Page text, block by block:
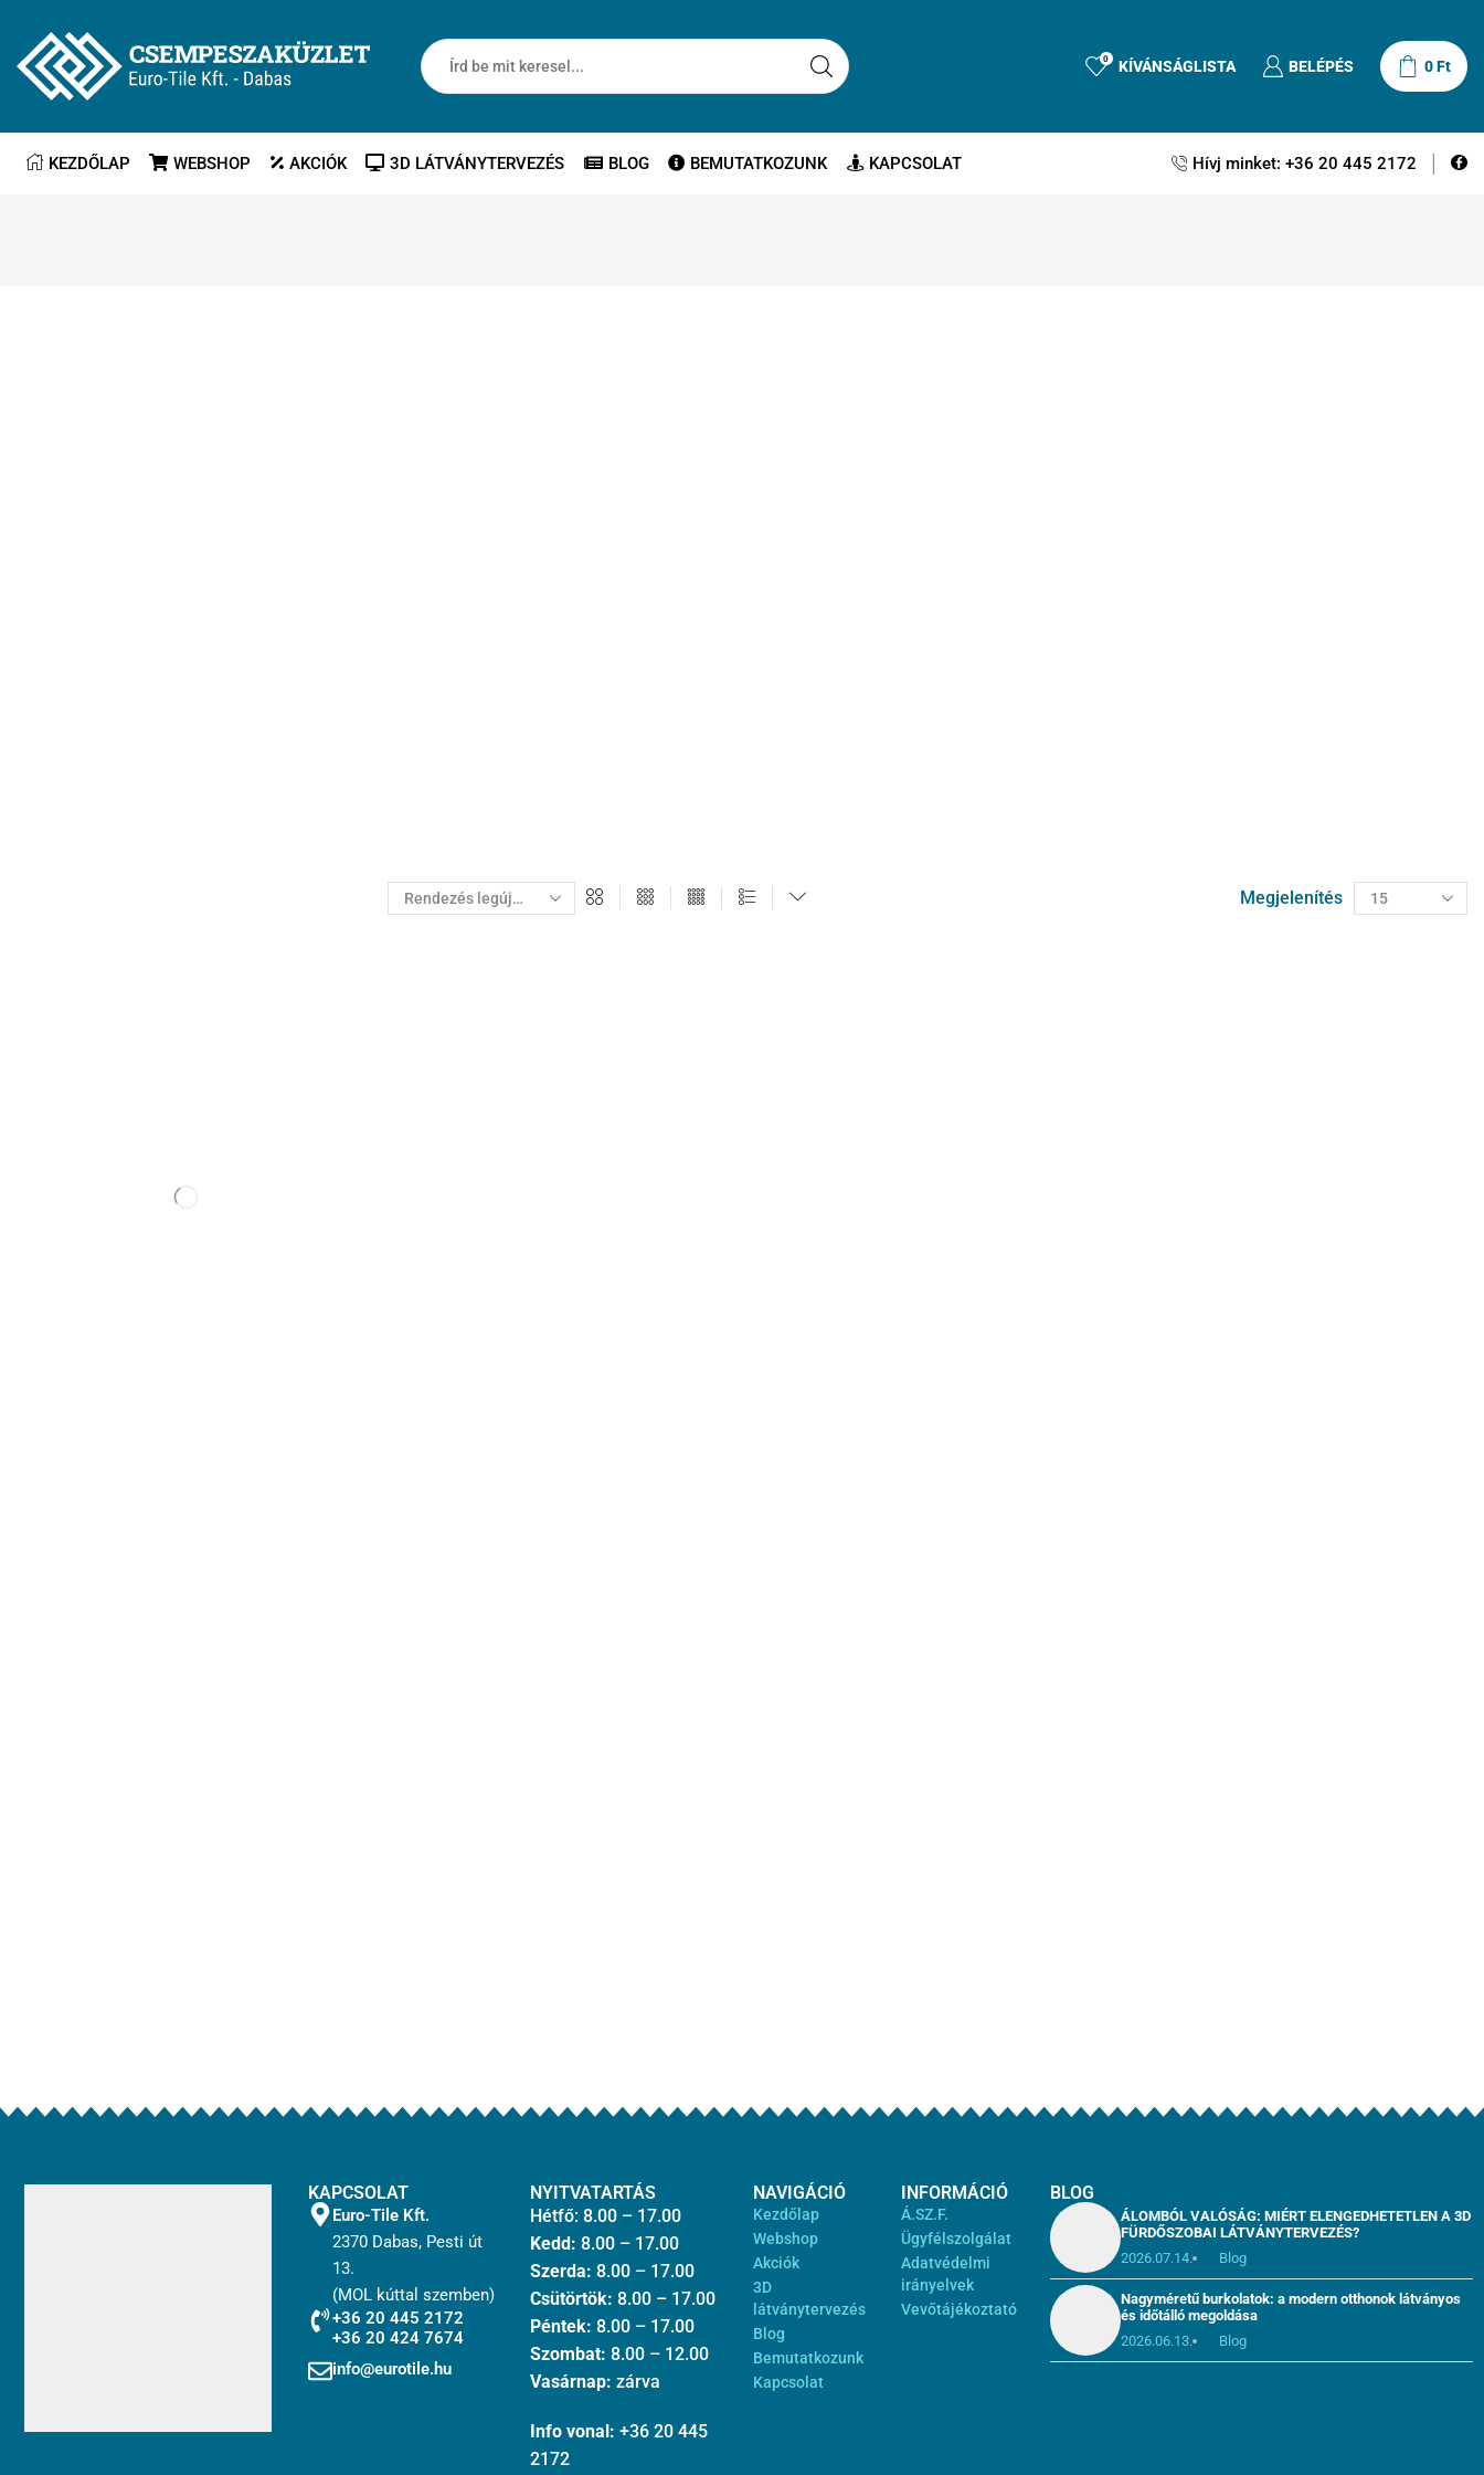
0 KÍVÁNSÁGLISTA BELÉPÉS 0Ft
KEZDŐLAP WEBSHOP AKCIÓK 3D LÁTVÁNYTERVEZÉS BLOG BEMUTATKOZUNK KAPCSOLAT Hívj minket: +36 20 445 2172
Megjelenítés
KAPCSOLAT
Euro-Tile Kft.
2370 Dabas, Pesti út
13.
(MOL kúttal szemben)
+36 20 445 2172
+36 20 424 7674
info@eurotile.hu
NYITVATARTÁS
Hétfő: 8.00 – 17.00
Kedd: 8.00 – 17.00
Szerda: 8.00 – 17.00
Csütörtök: 8.00 – 17.00
Péntek: 8.00 – 17.00
Szombat: 8.00 – 12.00
Vasárnap: zárva
Info vonal: +36 20 445
2172
NAVIGÁCIÓ
Kezdőlap
Webshop
Akciók
3D
látványtervezés
Blog
Bemutatkozunk
Kapcsolat
INFORMÁCIÓ
Á.SZ.F.
Ügyfélszolgálat
Adatvédelmi
irányelvek
Vevőtájékoztató
BLOG
ÁLOMBÓL VALÓSÁG: MIÉRT ELENGEDHETETLEN A 3D
FÜRDŐSZOBAI LÁTVÁNYTERVEZÉS?
2026.07.14.
Blog
Nagyméretű burkolatok: a modern otthonok látványos
és időtálló megoldása
2026.06.13.
Blog